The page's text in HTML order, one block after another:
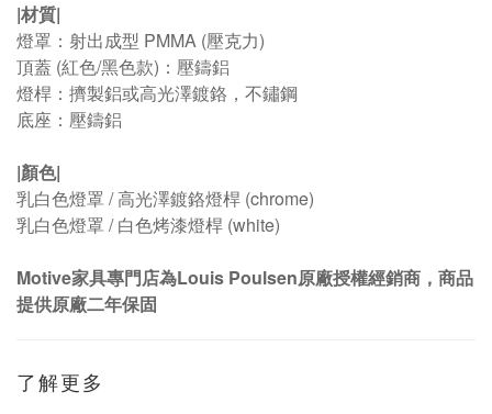
|材質|
燈罩：射出成型 PMMA (壓克力)
頂蓋 (紅色/黑色款)：壓鑄鋁
燈桿：擠製鋁或高光澤鍍鉻，不鏽鋼
底座：壓鑄鋁
|顏色|
乳白色燈罩 /高光澤鍍鉻燈桿 (chrome)
乳白色燈罩 /白色烤漆燈桿 (white)
Motive家具專門店為Louis Poulsen原廠授權經銷商，商品
提供原廠二年保固
了解更多